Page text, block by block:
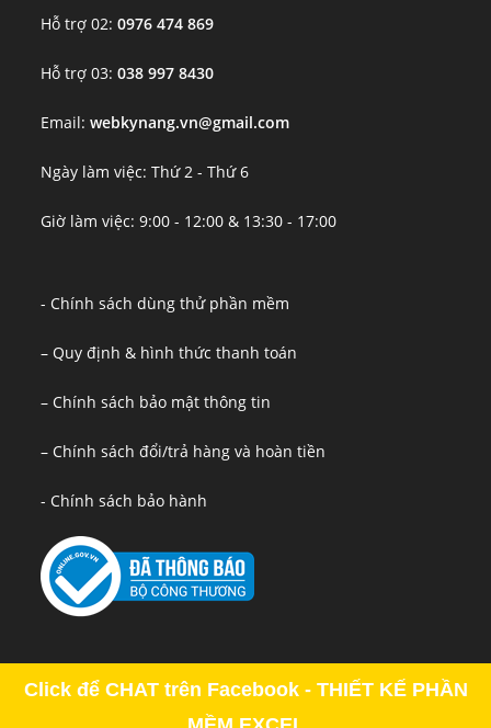
Hỗ trợ 02:0976 474 869
Hỗ trợ 03:038 997 8430
Email:webkynang.vn@gmail.com
Ngày làm việc: Thứ 2 - Thứ 6
Giờ làm việc: 9:00 - 12:00 & 13:30 - 17:00
- Chính sách dùng thử phần mềm
– Quy định & hình thức thanh toán
– Chính sách bảo mật thông tin
– Chính sách đổi/trả hàng và hoàn tiền
- Chính sách bảo hành
Click để CHAT trên Facebook - THIẾT KẾ PHẦN